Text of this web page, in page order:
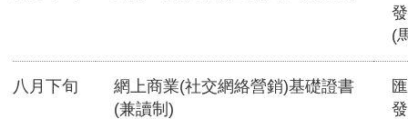
(
八月下旬
網上商業(社交網絡營銷)基礎證書
(兼讀制)